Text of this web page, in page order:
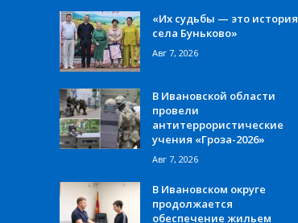
«Их судьбы — это история
села Буньково»
Авг 7, 2026
В Ивановской области
провели
антитеррористические
учения «Гроза-2026»
Авг 7, 2026
В Ивановском округе
продолжается
обеспечение жильем